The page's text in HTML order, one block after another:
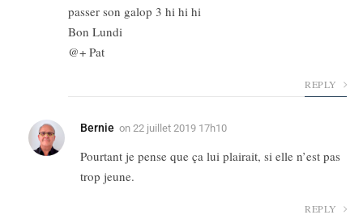
passer son galop 3 hi hi hi
Bon Lundi
@+ Pat
REPLY
Bernie on 22 juillet 2019 17h10
Pourtant je pense que ça lui plairait, si elle n’est pas
trop jeune.
REPLY